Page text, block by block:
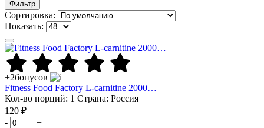
Фильтр
Сортировка:
Показать:
+2бонусов
Fitness Food Factory L-carnitine 2000…
Кол-во порций: 1 Страна: Россия
120 ₽
-
+